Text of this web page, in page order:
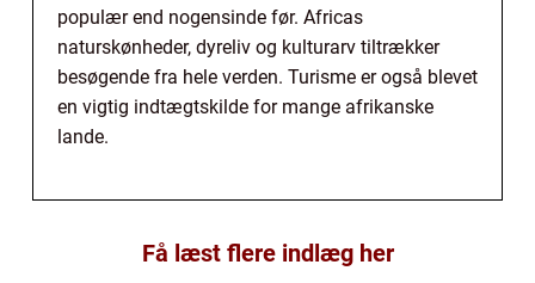
populær end nogensinde før. Africas
naturskønheder, dyreliv og kulturarv tiltrækker
besøgende fra hele verden. Turisme er også blevet
en vigtig indtægtskilde for mange afrikanske
lande.
Få læst flere indlæg her